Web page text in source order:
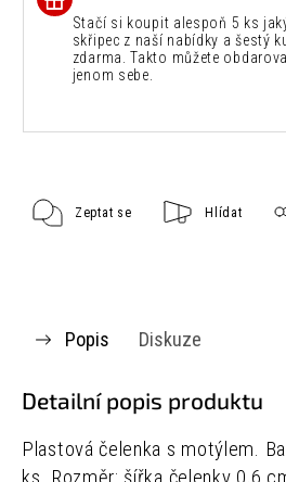
Stačí si koupit alespoň 5 ks
skřipec z naší nabídky a šestý
zdarma. Takto můžete
jenom sebe.
Zeptat se Hlídat
Popis Diskuze
Detailní popis produktu
Plastová čelenka s motýlem.